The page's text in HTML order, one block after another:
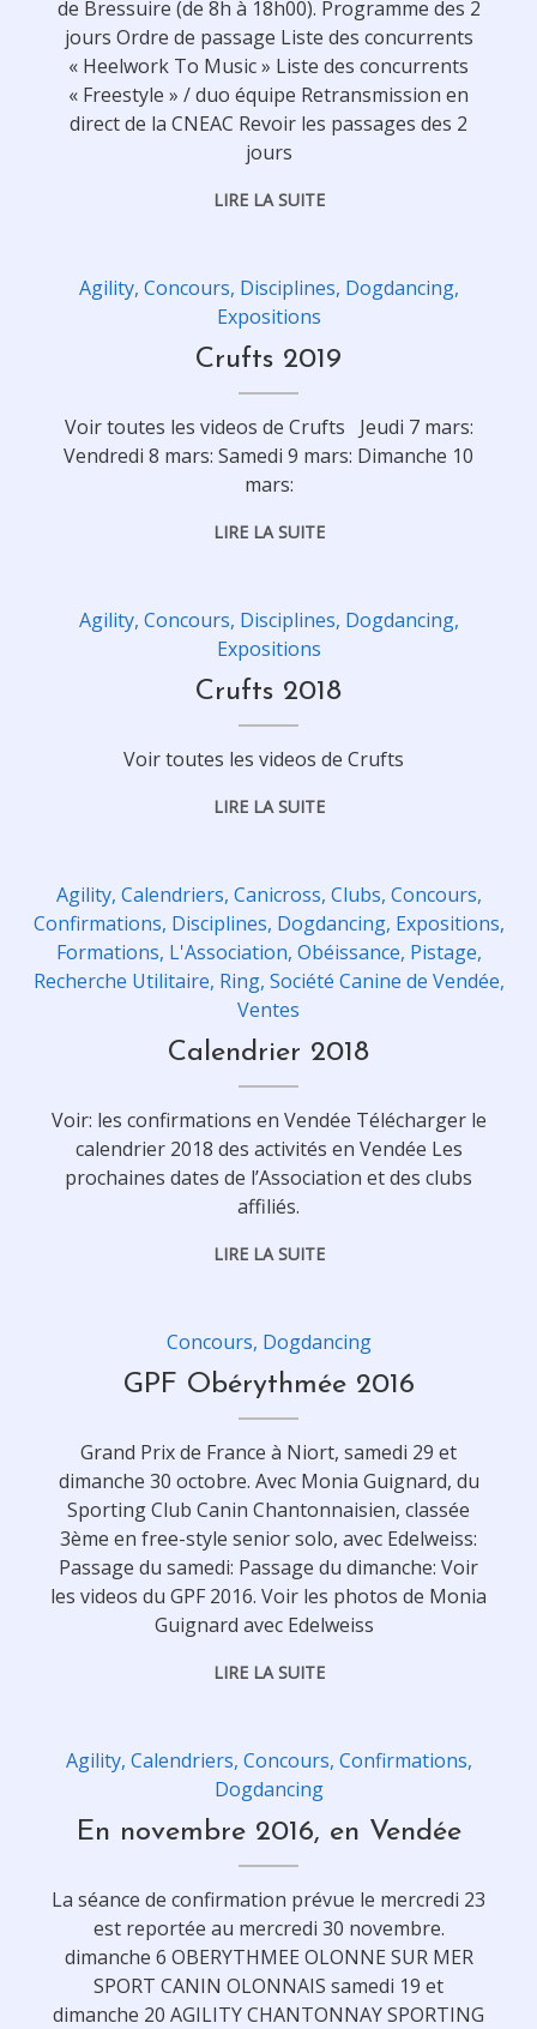
de Bressuire (de 8h à 18h00). Programme des 2
jours Ordre de passage Liste des concurrents
« Heelwork To Music » Liste des concurrents
« Freestyle » / duo équipe Retransmission en
direct de la CNEAC Revoir les passages des 2
jours
LIRE LA SUITE
Agility, Concours, Disciplines, Dogdancing,
Expositions
Crufts 2019
Voir toutes les videos de Crufts Jeudi 7 mars:
Vendredi 8 mars: Samedi 9 mars: Dimanche 10
mars:
LIRE LA SUITE
Agility, Concours, Disciplines, Dogdancing,
Expositions
Crufts 2018
Voir toutes les videos de Crufts
LIRE LA SUITE
Agility, Calendriers, Canicross, Clubs, Concours,
Confirmations, Disciplines, Dogdancing, Expositions,
Formations, L'Association, Obéissance, Pistage,
Recherche Utilitaire, Ring, Société Canine de Vendée,
Ventes
Calendrier 2018
Voir: les confirmations en Vendée Télécharger le
calendrier 2018 des activités en Vendée Les
prochaines dates de l’Association et des clubs
affiliés.
LIRE LA SUITE
Concours, Dogdancing
GPF Obérythmée 2016
Grand Prix de France à Niort, samedi 29 et
dimanche 30 octobre. Avec Monia Guignard, du
Sporting Club Canin Chantonnaisien, classée
3ème en free-style senior solo, avec Edelweiss:
Passage du samedi: Passage du dimanche: Voir
les videos du GPF 2016. Voir les photos de Monia
Guignard avec Edelweiss
LIRE LA SUITE
Agility, Calendriers, Concours, Confirmations,
Dogdancing
En novembre 2016, en Vendée
La séance de confirmation prévue le mercredi 23
est reportée au mercredi 30 novembre.
dimanche 6 OBERYTHMEE OLONNE SUR MER
SPORT CANIN OLONNAIS samedi 19 et
dimanche 20 AGILITY CHANTONNAY SPORTING